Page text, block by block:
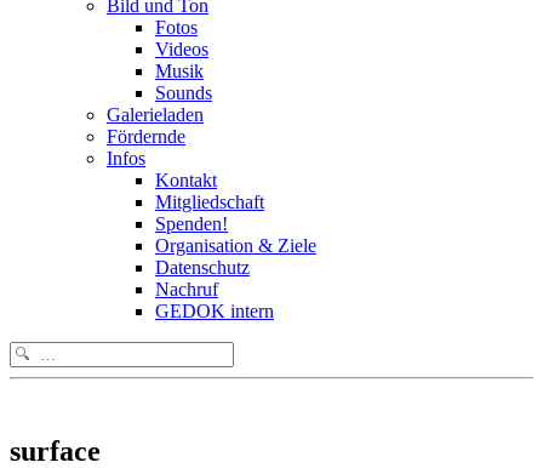
Bild und Ton
Fotos
Videos
Musik
Sounds
Galerieladen
Fördernde
Infos
Kontakt
Mitgliedschaft
Spenden!
Organisation & Ziele
Datenschutz
Nachruf
GEDOK intern
Search
for:
surface